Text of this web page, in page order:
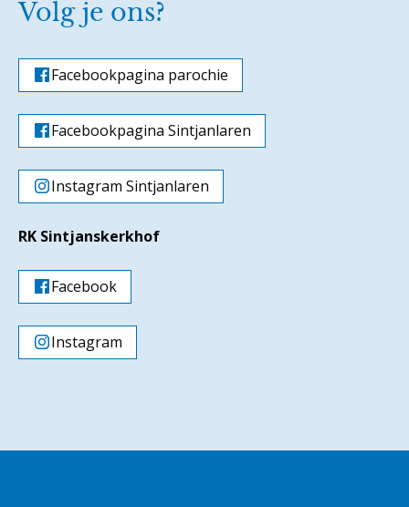
Volg je ons?
Facebookpagina parochie
Facebookpagina Sintjanlaren
Instagram Sintjanlaren
RK Sintjanskerkhof
Facebook
Instagram